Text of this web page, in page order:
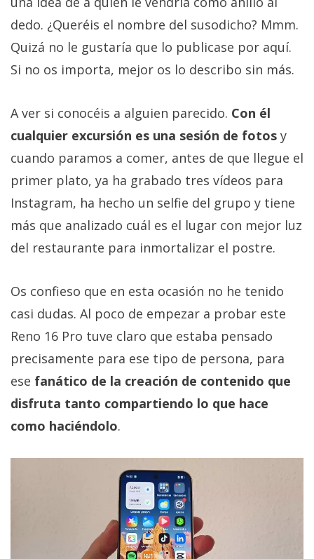
dedo. ¿Queréis el nombre del susodicho? Mmm.
Quizá no le gustaría que lo publicase por aquí.
Si no os importa, mejor os lo describo sin más.
A ver si conocéis a alguien parecido. Con él
cualquier excursión es una sesión de fotos y
cuando paramos a comer, antes de que llegue el
primer plato, ya ha grabado tres vídeos para
Instagram, ha hecho un selfie del grupo y tiene
más que analizado cuál es el lugar con mejor luz
del restaurante para inmortalizar el postre.
Os confieso que en esta ocasión no he tenido
casi dudas. Al poco de empezar a probar este
Reno 16 Pro tuve claro que estaba pensado
precisamente para ese tipo de persona, para
ese fanático de la creación de contenido que
disfruta tanto compartiendo lo que hace
como haciéndolo.